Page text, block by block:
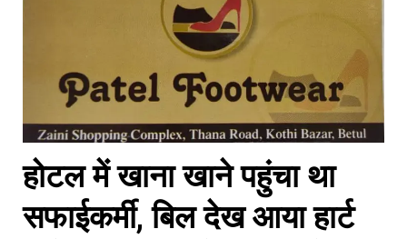
होटल में खाना खाने पहुंचा था
सफाईकर्मी, बिल देख आया हार्ट